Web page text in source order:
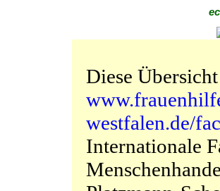
Diese
westfalen.de/
Internationale